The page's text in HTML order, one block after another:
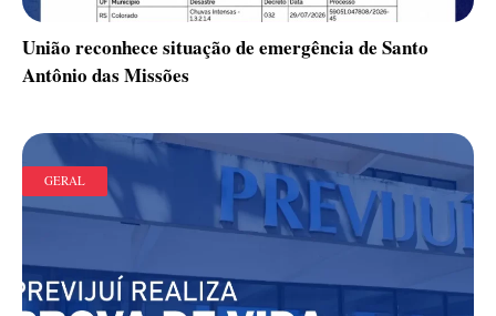
União reconhece situação de emergência de Santo
Antônio das Missões
GERAL